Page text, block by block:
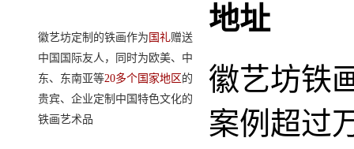
徽艺坊定制的铁画作为 国礼赠送
中国国际友人，同时为欧美、中
东、东南亚等20多个国家地区 的
贵宾、企业定制中国特色文化的
铁画艺术品
地址
徽艺坊铁
案例超过